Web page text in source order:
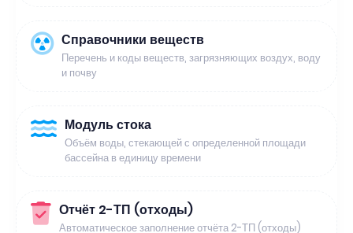
Справочники веществ
Перечень и коды веществ, загрязняющих воздух, воду
и почву
Модуль стока
Объём воды, стекающей с определенной площади
бассейна в единицу времени
Отчёт 2-ТП (отходы)
Автоматическое заполнение отчёта 2-ТП (отходы)